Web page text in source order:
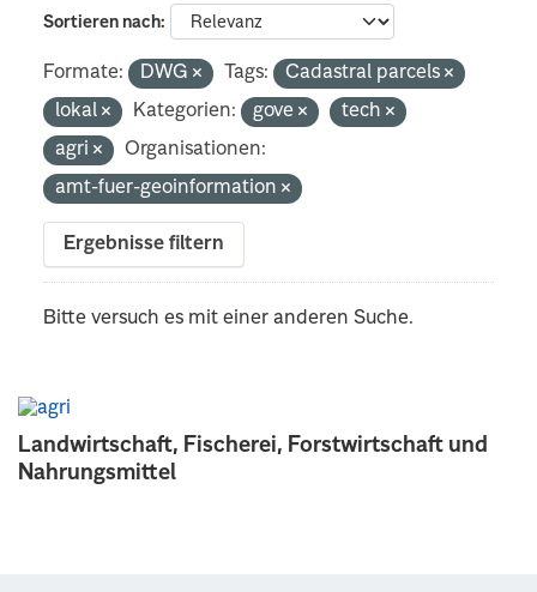
Landwirtschaft, Fischerei, Forstwirtschaft und
Nahrungsmittel
Sortieren nach
Formate: DWG Tags:
Cadastral parcels
lokal
Kategorien: gove
tech
agri
Organisationen:
amt-fuer-geoinformation
Ergebnisse filtern
Bitte versuch es mit einer anderen Suche.